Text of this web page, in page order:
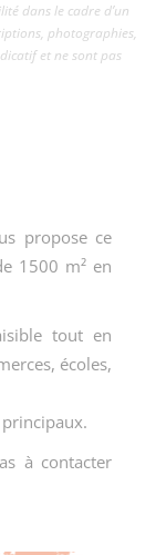
dans le cadre d’un
photographies,
et ne sont pas
propose ce
1500 m² en
tout en
écoles,
à contacter